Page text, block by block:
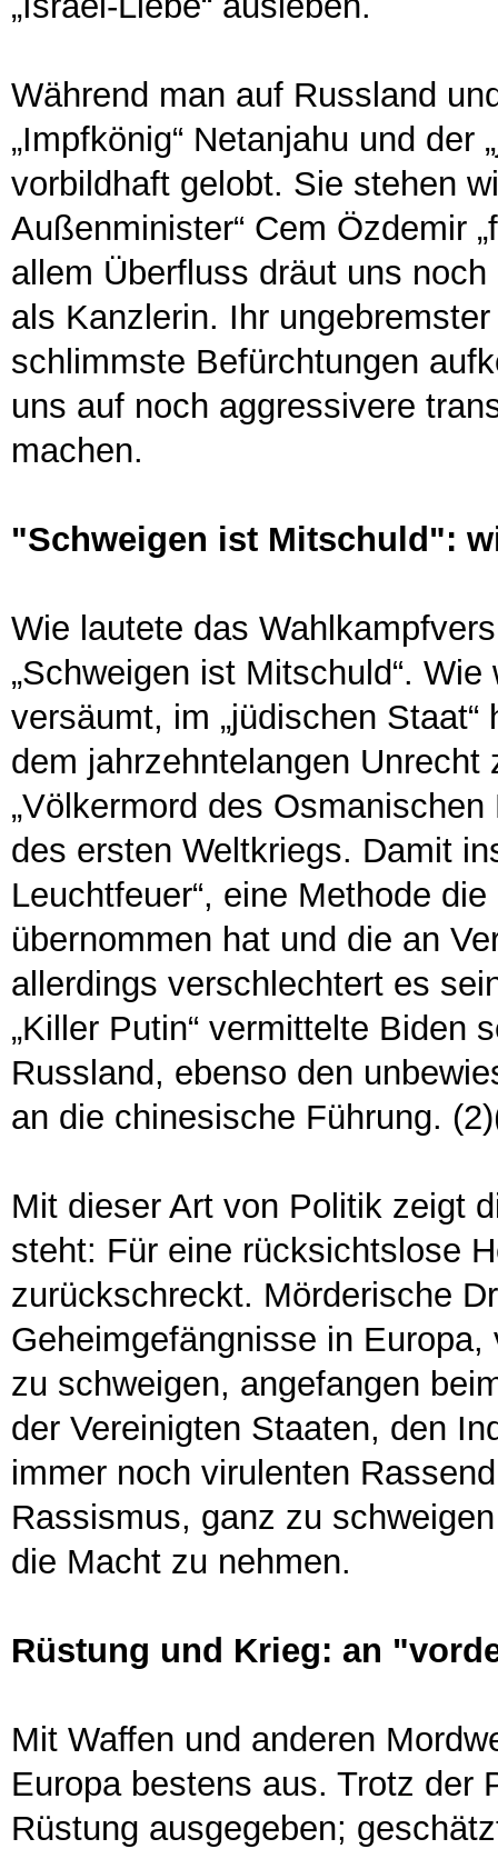
Während man auf Russland
„Impfkönig“ Netanjahu und der
vorbildhaft gelobt. Sie stehen
Außenminister“ Cem Özdemir
allem Überfluss dräut uns noch
als Kanzlerin. Ihr
schlimmste Befürchtungen
uns auf noch aggressivere
machen.
"Schweigen ist Mitschuld":
Wie lautete das
„Schweigen ist Mitschuld“.
versäumt, im „jüdischen
dem jahrzehntelangen
„Völkermord des
des ersten Weltkriegs. Damit
Leuchtfeuer“, eine Methode
übernommen hat und die an
allerdings verschlechtert es
„Killer Putin“ vermittelte Biden
Russland, ebenso den
an die chinesische Führung.
Mit dieser Art von Politik zeigt
steht: Für eine rücksichtslose
zurückschreckt. Mörderische
Geheimgefängnisse in
zu schweigen, angefangen
der Vereinigten Staaten, den
immer noch virulenten
Rassismus, ganz zu
die Macht zu nehmen.
Rüstung und Krieg: an
Mit Waffen und anderen
Europa bestens aus. Trotz der
Rüstung ausgegeben;